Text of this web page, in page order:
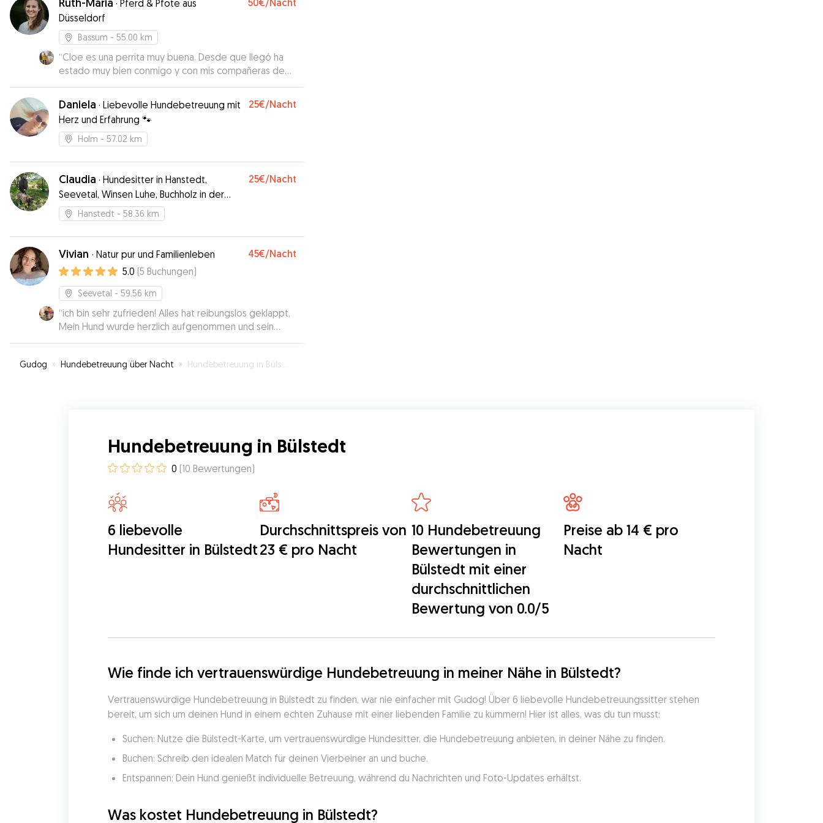
· Pferd & Pfote aus
Düsseldorf
50€/Nacht
Bassum - 55.00 km
“Cloe es una perrita muy buena. Desde que llegó ha
estado muy bien conmigo y con mis compañeras de
piso, no ha causado ningún problema. Hace caso cada
vez que le llamas y los paseos han sido muy
llevaderos. Me ha encantado poder cuidarla y no me
importaría volver a hacerlo.
Daniela · Liebevolle Hundebetreuung mit
Herz und Erfahrung 🐾
25€/Nacht
Holm - 57.02 km
Claudia · Hundesitter in Hanstedt,
Seevetal, Winsen Luhe, Buchholz in der
Nordheide, Salzhausen, Lüneburg
25€/Nacht
Hanstedt - 58.36 km
Vivian · Natur pur und Familienleben 45€/Nacht
5.0 (5 Buchungen)
Seevetal - 59.56 km
“ich bin sehr zufrieden! Alles hat reibungslos geklappt,
Mein Hund wurde herzlich aufgenommen und sein
Frauchen mit Bildern auf dem Laufenden gehalten.
Gudog » Hundebetreuung über Nacht » Hundebetreuung in Bülstedt
Hundebetreuung in Bülstedt
0 (10 Bewertungen)
6 liebevolle
Hundesitter in Bülstedt
Durchschnittspreis von
23 € pro Nacht
10 Hundebetreuung
Bewertungen in
Bülstedt mit einer
durchschnittlichen
Bewertung von 0.0/5
Preise ab 14 € pro
Nacht
Wie finde ich vertrauenswürdige Hundebetreuung in meiner Nähe in Bülstedt?
Vertrauenswürdige Hundebetreuung in Bülstedt zu finden, war nie einfacher mit Gudog! Über 6 liebevolle Hundebetreuungssitter stehen
bereit, um sich um deinen Hund in einem echten Zuhause mit einer liebenden Familie zu kümmern! Hier ist alles, was du tun musst:
Suchen: Nutze die Bülstedt-Karte, um vertrauenswürdige Hundesitter, die Hundebetreuung anbieten, in deiner Nähe zu finden.
Buchen: Schreib den idealen Match für deinen Vierbeiner an und buche.
Entspannen: Dein Hund genießt individuelle Betreuung, während du Nachrichten und Foto-Updates erhältst.
Was kostet Hundebetreuung in Bülstedt?